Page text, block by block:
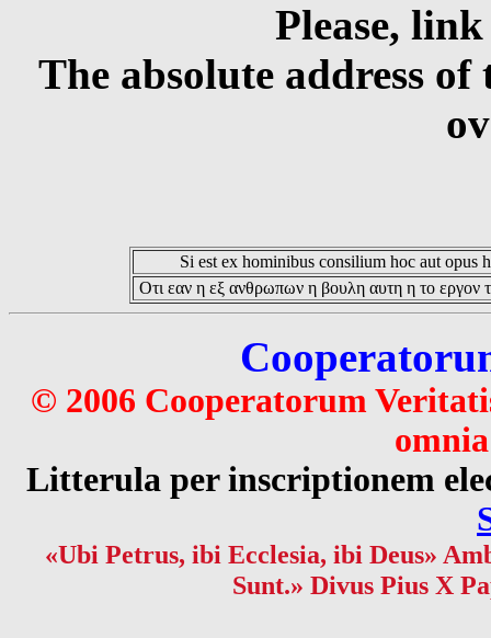
Please,
The absolute address
Si est ex hominibus consilium hoc aut opus
Οτι εαν η εξ ανθρωπων η βουλη αυτη η το εργον
© 2006 Cooperatorum
Litterula per inscriptionem
«Ubi Petrus, ibi Ecclesia, ibi Deus»
Sunt.» Divus Pius X